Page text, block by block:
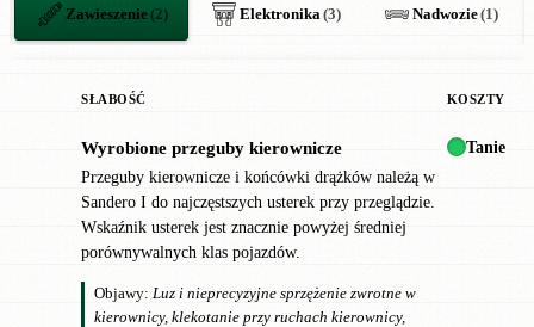
Zawieszenie(2) Elektronika (3) Nadwozie(1)
SŁABOŚĆ KOSZTY
Wyrobione przeguby kierownicze
Przeguby kierownicze i końcówki drążków należą w
Sandero I do najczęstszych usterek przy przeglądzie.
Wskaźnik usterek jest znacznie powyżej średniej
porównywalnych klas pojazdów.
Objawy: Luz i nieprecyzyjne sprzężenie zwrotne w
kierownicy, klekotanie przy ruchach kierownicy,
Tanie